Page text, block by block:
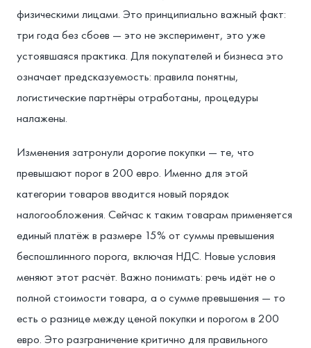
физическими лицами. Это принципиально важный факт:
три года без сбоев — это не эксперимент, это уже
устоявшаяся практика. Для покупателей и бизнеса это
означает предсказуемость: правила понятны,
логистические партнёры отработаны, процедуры
налажены.
Изменения затронули дорогие покупки — те, что
превышают порог в 200 евро. Именно для этой
категории товаров вводится новый порядок
налогообложения. Сейчас к таким товарам применяется
единый платёж в размере 15% от суммы превышения
беспошлинного порога, включая НДС. Новые условия
меняют этот расчёт. Важно понимать: речь идёт не о
полной стоимости товара, а о сумме превышения — то
есть о разнице между ценой покупки и порогом в 200
евро. Это разграничение критично для правильного